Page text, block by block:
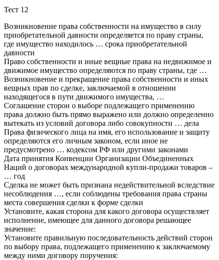
Тест 12
Возникновение права собственности на имущество в силу
приобретательной давности определяется по праву страны,
где имущество находилось … срока приобретательной
давности
Право собственности и иные вещные права на недвижимое и
движимое имущество определяются по праву страны, где …
Возникновение и прекращение права собственности и иных
вещных прав по сделке, заключаемой в отношении
находящегося в пути движимого имущества, …
Соглашение сторон о выборе подлежащего применению
права должно быть прямо выражено или должно определенно
вытекать из условий договора либо совокупности … дела
Права физического лица на имя, его использование и защиту
определяются его личным законом, если иное не
предусмотрено … кодексом РФ или другими законами
Дата принятия Конвенции Организации Объединенных
Наций о договорах международной купли-продажи товаров –
… год
Сделка не может быть признана недействительной вследствие
несоблюдения …, если соблюдены требования права страны
места совершения сделки к форме сделки
Установите, какая сторона для какого договора осуществляет
исполнение, имеющее для данного договора решающее
значение:
Установите правильную последовательность действий сторон
по выбору права, подлежащего применению к заключаемому
между ними договору поручения: